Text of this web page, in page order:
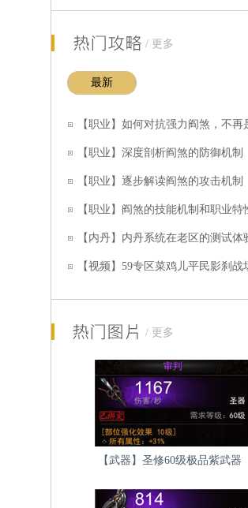
/ 更多
最新
【职业】如何对抗强力阎煞，不再
【职业】深度剖析阎煞的防御机制
【职业】逐步解读阎煞的攻击机制
【职业】阎煞的技能机制和职业特
【内丹】内丹系统在老区的测试体
【视频】59专区菜鸡儿平民影刹战
/ 更多
【装备】没有防御属性的装备就是好装备
【武器】圣修60级极品紫武器